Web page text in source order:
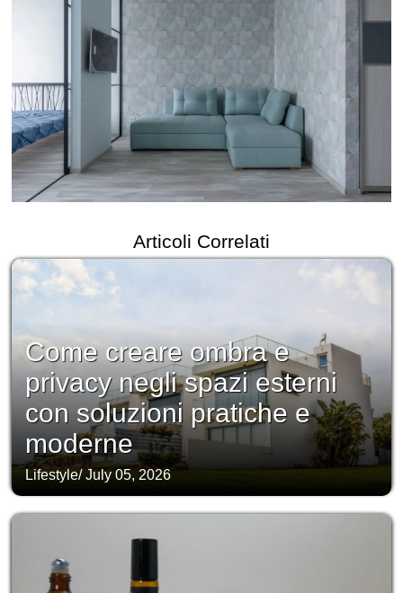
Articoli Correlati
Come creare ombra e
privacy negli spazi esterni
con soluzioni pratiche e
moderne
Lifestyle/July 05, 2026